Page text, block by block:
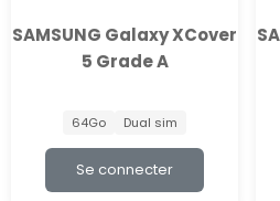
SAMSUNG Galaxy XCover
5 Grade A
64Go Dual sim
Se connecter